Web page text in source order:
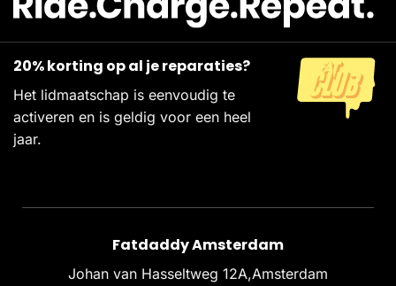
20% korting op al je reparaties?
Het lidmaatschap is eenvoudig te
activeren en is geldig voor een heel
jaar.
Fatdaddy Amsterdam
Johan van Hasseltweg 12A,Amsterdam